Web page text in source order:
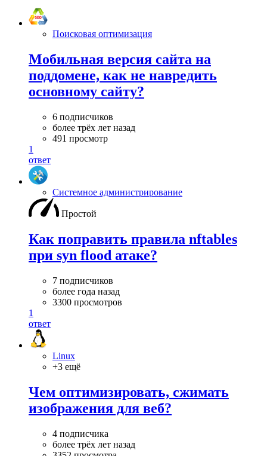
Поисковая оптимизация
Мобильная версия сайта на
поддомене, как не навредить
основному сайту?
6 подписчиков
более трёх лет назад
491 просмотр
1
ответ
Системное администрирование
Простой
Как поправить правила nftables
при syn flood атаке?
7 подписчиков
более года назад
3300 просмотров
1
ответ
Linux
+3 ещё
Чем оптимизировать, сжимать
изображения для веб?
4 подписчика
более трёх лет назад